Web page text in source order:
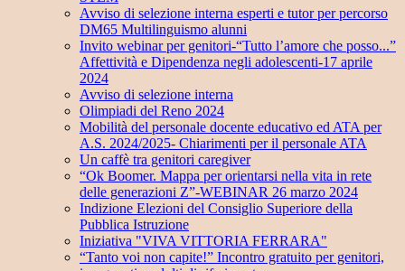
Avviso di selezione interna esperti e tutor per percorso
DM65 Multilinguismo alunni
Invito webinar per genitori-“Tutto l’amore che posso...”
Affettività e Dipendenza negli adolescenti-17 aprile
2024
Avviso di selezione interna
Olimpiadi del Reno 2024
Mobilità del personale docente educativo ed ATA per
A.S. 2024/2025- Chiarimenti per il personale ATA
Un caffè tra genitori caregiver
“Ok Boomer. Mappa per orientarsi nella vita in rete
delle generazioni Z”-WEBINAR 26 marzo 2024
Indizione Elezioni del Consiglio Superiore della
Pubblica Istruzione
Iniziativa "VIVA VITTORIA FERRARA"
“Tanto voi non capite!” Incontro gratuito per genitori,